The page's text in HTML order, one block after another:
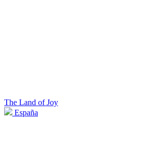
The Land of Joy
España